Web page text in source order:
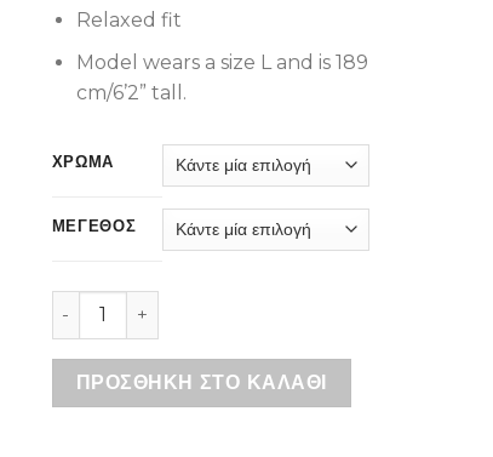
Relaxed fit
Model wears a size L and is 189
cm/6’2” tall.
ΧΡΩΜΑ
ΜΕΓΕΘΟΣ
NAPAPIJRI SOL BLACK BEAUTY ποσότητα
ΠΡΟΣΘΉΚΗ ΣΤΟ ΚΑΛΆΘΙ